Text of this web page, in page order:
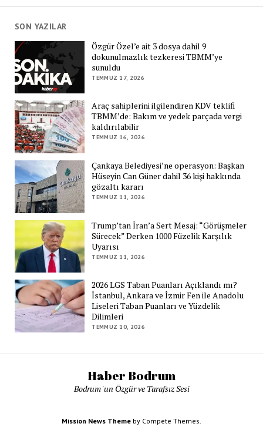
SON YAZILAR
Özgür Özel’e ait 3 dosya dahil 9
dokunulmazlık tezkeresi TBMM’ye
sunuldu
TEMMUZ 17, 2026
Araç sahiplerini ilgilendiren KDV teklifi
TBMM’de: Bakım ve yedek parçada vergi
kaldırılabilir
TEMMUZ 16, 2026
Çankaya Belediyesi’ne operasyon: Başkan
Hüseyin Can Güner dahil 36 kişi hakkında
gözaltı kararı
TEMMUZ 11, 2026
Trump’tan İran’a Sert Mesaj: “Görüşmeler
Sürecek” Derken 1000 Füzelik Karşılık
Uyarısı
TEMMUZ 11, 2026
2026 LGS Taban Puanları Açıklandı mı?
İstanbul, Ankara ve İzmir Fen ile Anadolu
Liseleri Taban Puanları ve Yüzdelik
Dilimleri
TEMMUZ 10, 2026
Haber Bodrum
Bodrum 'un Özgür ve Tarafsız Sesi
Mission News Theme by Compete Themes.